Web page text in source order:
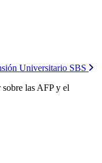
Universitario SBS
las AFP y el